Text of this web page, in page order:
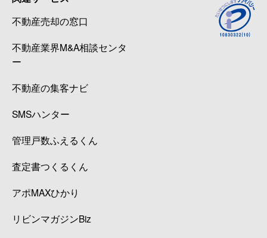
不動産売却の窓口
不動産業界M&A相談センタ
ー
不動産の集客ナビ
SMSハンター
管理戸数ふえるくん
査定書つくるくん
アポMAXひかり
リビンマガジンBiz